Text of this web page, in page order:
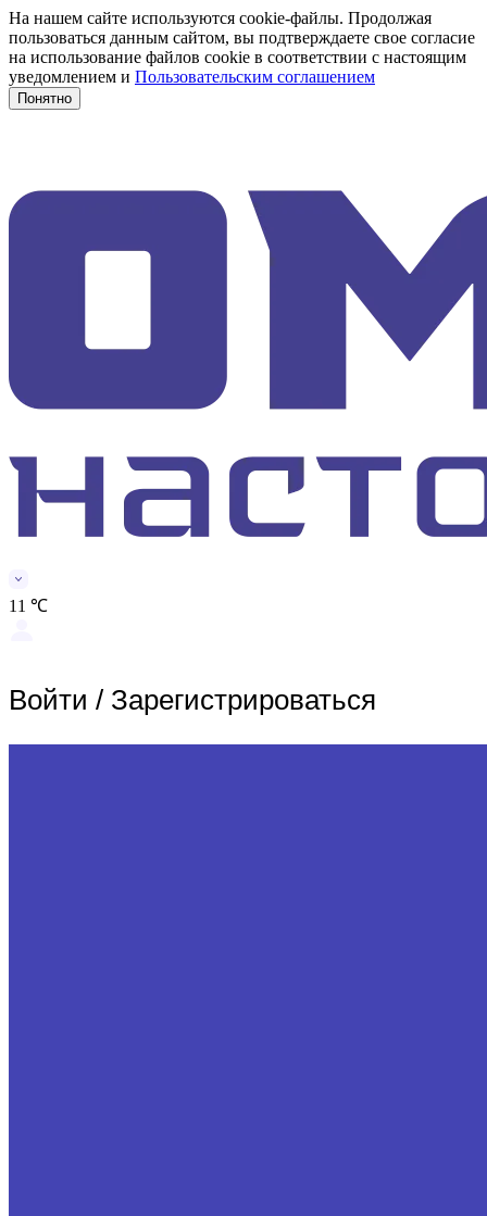
На нашем сайте используются cookie-файлы. Продолжая
пользоваться данным сайтом, вы подтверждаете свое согласие
на использование файлов cookie в соответствии с настоящим
уведомлением и Пользовательским соглашением
Понятно
11 ℃
Войти / Зарегистрироваться